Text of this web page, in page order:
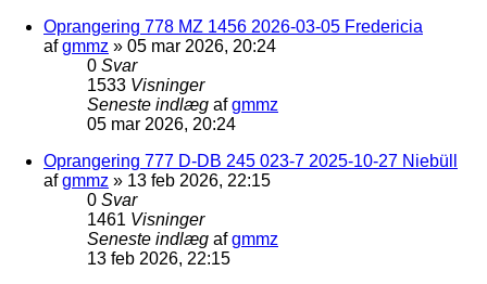
Oprangering 778 MZ 1456 2026-03-05 Fredericia
afgmmz » 05 mar 2026, 20:24
0 Svar
1533 Visninger
Seneste indlæg afgmmz
05 mar 2026, 20:24
Oprangering 777 D-DB 245 023-7 2025-10-27 Niebüll
afgmmz » 13 feb 2026, 22:15
0 Svar
1461 Visninger
Seneste indlæg afgmmz
13 feb 2026, 22:15